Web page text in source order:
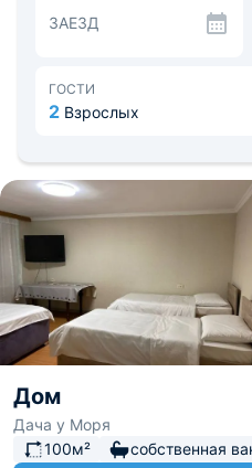
посуда и столовые приборы.
барбекю, в которой гости
автомобиле музеи Нарын-
спортивные комплексы,
ЗАЕЗД
ГОСТИ
2 Взрослых
Дом
Дача у Моря
100м²
собственная